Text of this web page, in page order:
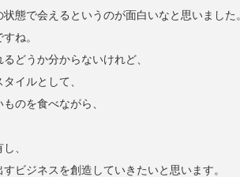
態で会えるというのが面白いなと思いました。
ね。
どうか分からないけれど、
イルとして、
のを食べながら、
、
ビジネスを創造していきたいと思います。